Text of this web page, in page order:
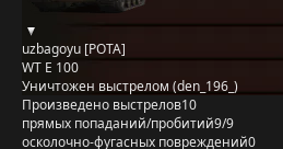
uzbagoyu [POTA]
WT E 100
Уничтожен выстрелом (den_196_)
Произведено выстрелов10
прямых попаданий/пробитий9/9
осколочно-фугасных повреждений0